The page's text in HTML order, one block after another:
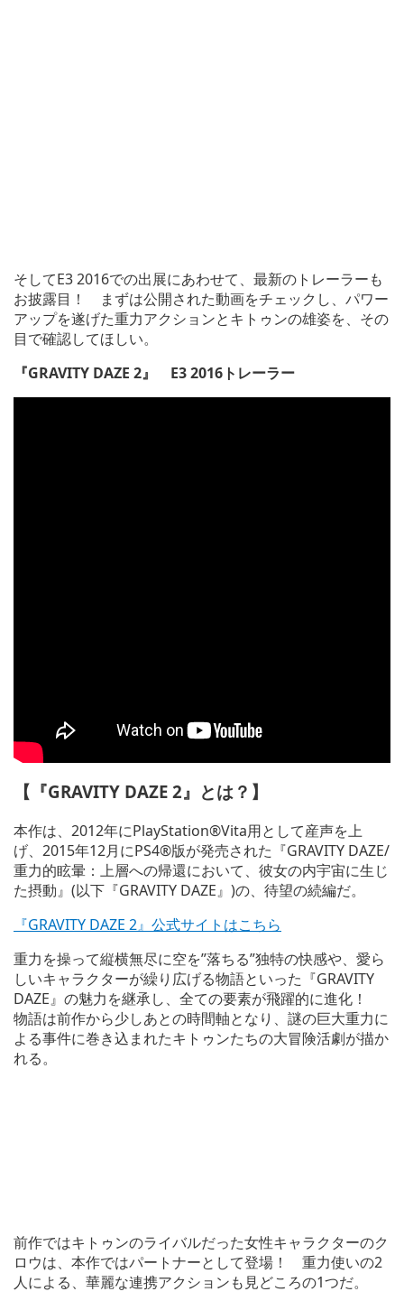
そしてE3 2016での出展にあわせて、最新のトレーラーも
お披露目！ まずは公開された動画をチェックし、パワー
アップを遂げた重力アクションとキトゥンの雄姿を、その
目で確認してほしい。
『GRAVITY DAZE 2』 E3 2016トレーラー
【『GRAVITY DAZE 2』とは？】
本作は、2012年にPlayStation®Vita用として産声を上
げ、2015年12月にPS4®版が発売された『GRAVITY DAZE/
重力的眩暈：上層への帰還において、彼女の内宇宙に生じ
た摂動』(以下『GRAVITY DAZE』)の、待望の続編だ。
『GRAVITY DAZE 2』公式サイトはこちら
重力を操って縦横無尽に空を”落ちる”独特の快感や、愛ら
しいキャラクターが繰り広げる物語といった『GRAVITY
DAZE』の魅力を継承し、全ての要素が飛躍的に進化！
物語は前作から少しあとの時間軸となり、謎の巨大重力に
よる事件に巻き込まれたキトゥンたちの大冒険活劇が描か
れる。
前作ではキトゥンのライバルだった女性キャラクターのク
ロウは、本作ではパートナーとして登場！ 重力使いの2
人による、華麗な連携アクションも見どころの1つだ。